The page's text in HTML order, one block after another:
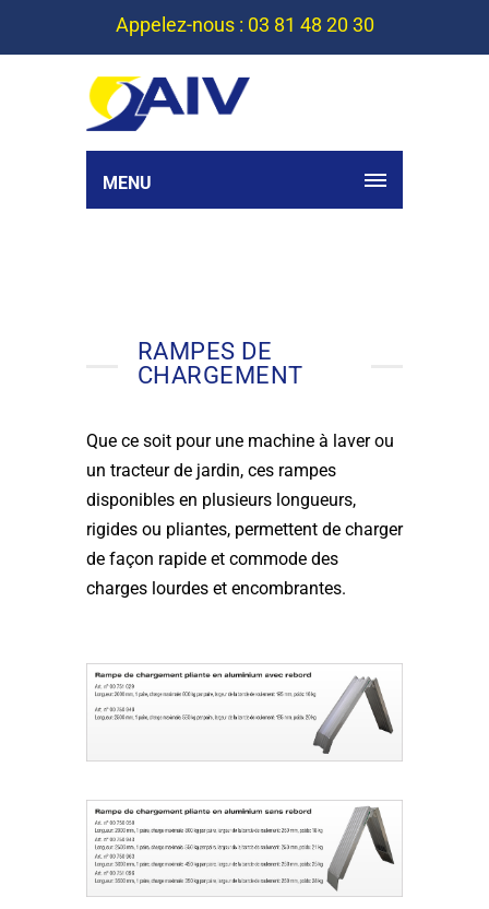
Appelez-nous : 03 81 48 20 30
MENU
RAMPES DE
CHARGEMENT
Que ce soit pour une machine à laver ou
un tracteur de jardin, ces rampes
disponibles en plusieurs longueurs,
rigides ou pliantes, permettent de charger
de façon rapide et commode des
charges lourdes et encombrantes.